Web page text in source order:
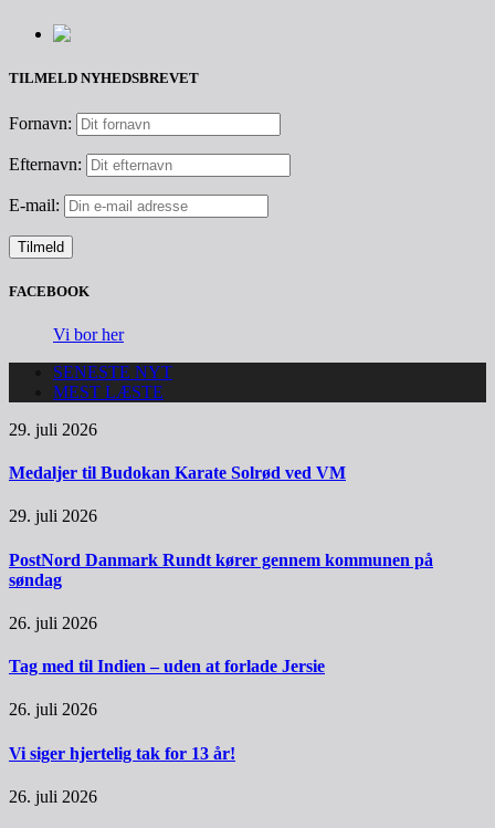
TILMELD NYHEDSBREVET
Fornavn:
Efternavn:
E-mail:
FACEBOOK
Vi bor her
SENESTE NYT
MEST LÆSTE
29. juli 2026
Medaljer til Budokan Karate Solrød ved VM
29. juli 2026
PostNord Danmark Rundt kører gennem kommunen på
søndag
26. juli 2026
Tag med til Indien – uden at forlade Jersie
26. juli 2026
Vi siger hjertelig tak for 13 år!
26. juli 2026